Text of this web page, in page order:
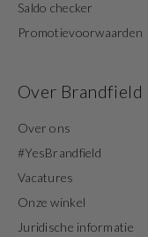
Saldo checker
Promotievoorwaarden
Over Brandfield
Over ons
#YesBrandfield
Vacatures
Onze winkel
Juridische informatie